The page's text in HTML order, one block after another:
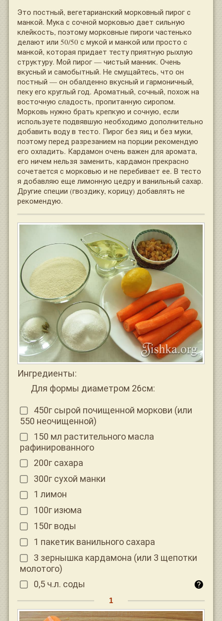
Это постный, вегетарианский морковный пирог с
манкой. Мука с сочной морковью дает сильную
клейкость, поэтому морковные пироги частенько
делают или 50/50 с мукой и манкой или просто с
манкой, которая придает тесту приятную рыхлую
структуру. Мой пирог — чистый манник. Очень
вкусный и самобытный. Не смущайтесь, что он
постный — он обалденно вкусный и гармоничный,
пеку его круглый год. Ароматный, сочный, похож на
восточную сладость, пропитанную сиропом.
Морковь нужно брать крепкую и сочную, если
используете подвявшую необходимо дополнительно
добавить воду в тесто. Пирог без яиц и без муки,
поэтому перед разрезанием на порции рекомендую
его охладить. Кардамон очень важен для аромата,
его ничем нельзя заменить, кардамон прекрасно
сочетается с морковью и не перебивает ее. В тесто
я добавляю еще лимонную цедру и ванильный сахар.
Другие специи (гвоздику, корицу) добавлять не
рекомендую.
Ингредиенты:
Для формы диаметром 26см:
450г сырой почищенной моркови (или
550 неочищенной)
150 мл растительного масла
рафинированного
200г сахара
300г сухой манки
1 лимон
100г изюма
150г воды
1 пакетик ванильного сахара
3 зернышка кардамона (или 3 щепотки
молотого)
0,5 ч.л. соды